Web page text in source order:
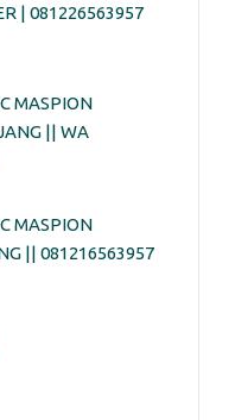
| 081226563957
MASPION
|| WA
MASPION
|| 081216563957